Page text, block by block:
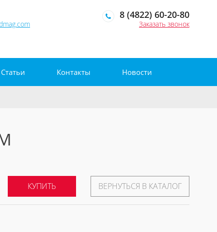
8 (4822) 60-20-80
Заказать звонок
Статьи Контакты Новости
КУПИТЬ ВЕРНУТЬСЯ В КАТАЛОГ